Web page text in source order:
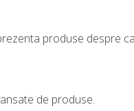
produse despre
de produse.